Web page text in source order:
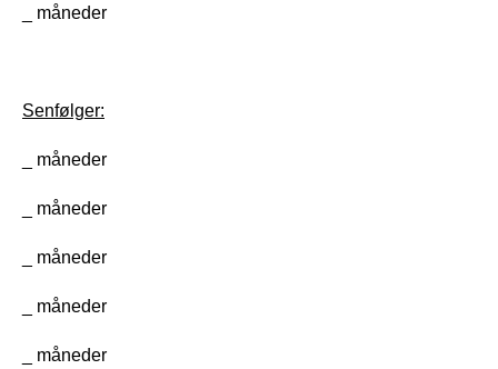
_ måneder
Senfølger:
_ måneder
_ måneder
_ måneder
_ måneder
_ måneder